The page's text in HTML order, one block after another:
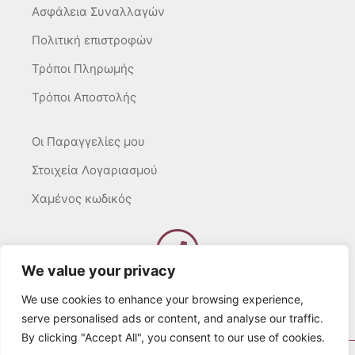
We value your privacy
We use cookies to enhance your browsing experience,
serve personalised ads or content, and analyse our traffic.
By clicking "Accept All", you consent to our use of cookies.
Ασφάλεια Συναλλαγών
Πολιτική επιστροφών
Τρόποι Πληρωμής
Τρόποι Αποστολής
Οι Παραγγελίες μου
Στοιχεία Λογαριασμού
Χαμένος κωδικός
Καλέστε μας
Δευτ – Τετ. – Σαβ. : 10:00 – 15:00
Τρίτ. – Πέμπτ. – Παρ. : 10:00 – 21:00